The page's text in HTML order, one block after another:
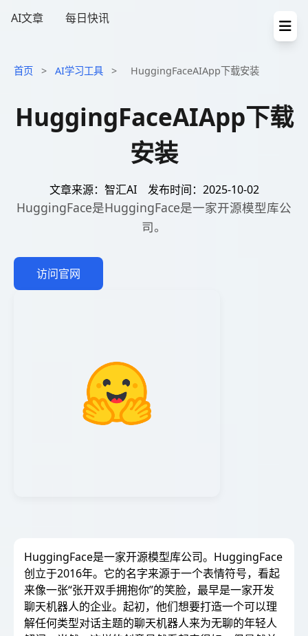
AI文章 每日快讯
首页 > AI学习工具 > HuggingFaceAIApp下载安装
HuggingFaceAIApp下载
安装
文章来源：智汇AI 发布时间：2025-10-02
HuggingFace是HuggingFace是一家开源模型库公
司。
访问官网
HuggingFace是一家开源模型库公司。HuggingFace
创立于2016年。它的名字来源于一个表情符号，看起
来像一张“张开双手拥抱你”的笑脸，最早是一家开发
聊天机器人的企业。起初，他们想要打造一个可以理
解任何类型对话主题的聊天机器人来为无聊的年轻人